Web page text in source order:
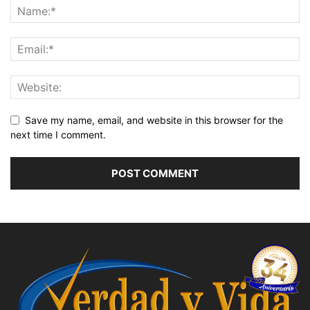
Save my name, email, and website in this browser for the
next time I comment.